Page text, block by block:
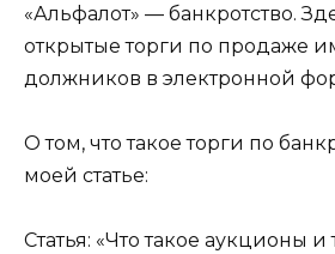
«Альфалот» — банкротство.
открытые торги по продаже
должников в электронной
О том, что такое торги по
моей статье:
Статья: «Что такое аукционы и